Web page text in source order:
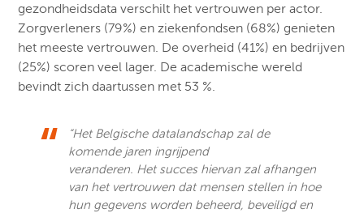
gezondheidsdata verschilt het vertrouwen per actor.
Zorgverleners (79%) en ziekenfondsen (68%) genieten
het meeste vertrouwen. De overheid (41%) en bedrijven
(25%) scoren veel lager. De academische wereld
bevindt zich daartussen met 53 %.
“Het Belgische datalandschap zal de
komende jaren ingrijpend
veranderen. Het succes hiervan zal afhangen
van het vertrouwen dat mensen stellen in hoe
hun gegevens worden beheerd, beveiligd en